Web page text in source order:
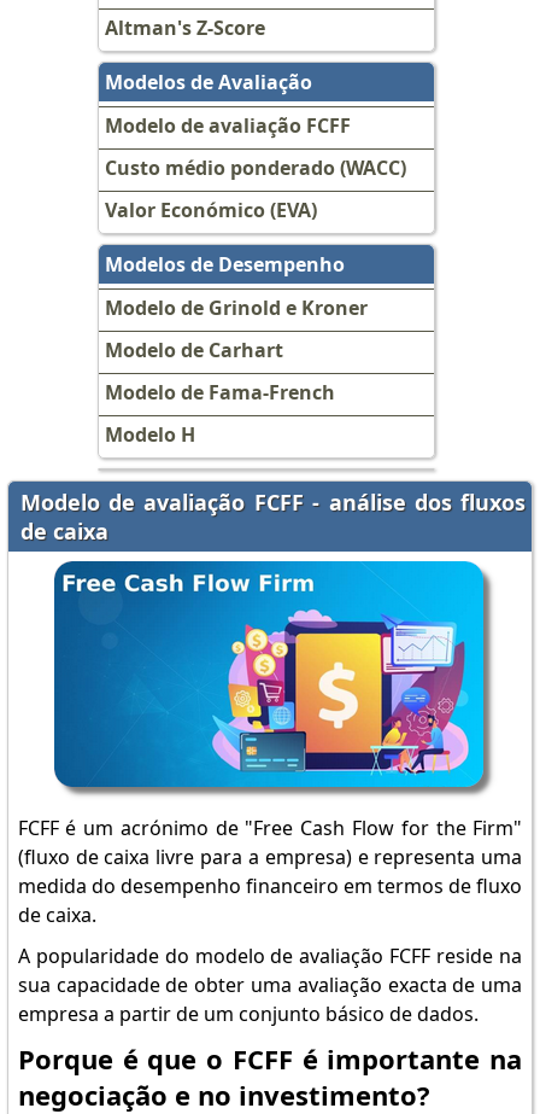
Altman's Z-Score
Modelos de Avaliação
Modelo de avaliação FCFF
Custo médio ponderado (WACC)
Valor Económico (EVA)
Modelos de Desempenho
Modelo de Grinold e Kroner
Modelo de Carhart
Modelo de Fama-French
Modelo H
Modelo de avaliação FCFF - análise dos fluxos
de caixa
FCFF é um acrónimo de "Free Cash Flow for the Firm"
(fluxo de caixa livre para a empresa) e representa uma
medida do desempenho financeiro em termos de fluxo
de caixa.
A popularidade do modelo de avaliação FCFF reside na
sua capacidade de obter uma avaliação exacta de uma
empresa a partir de um conjunto básico de dados.
Porque é que o FCFF é importante na
negociação e no investimento?